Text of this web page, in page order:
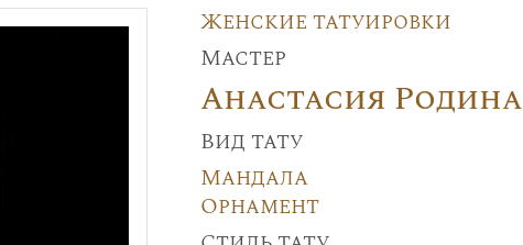
Женские татуировки
Мастер
Анастасия Родина
Вид тату
Мандала
Орнамент